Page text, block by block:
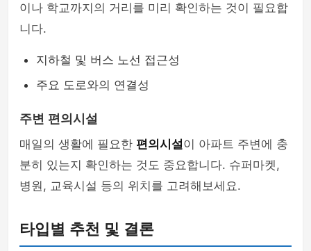
이나 학교까지의 거리를 미리 확인하는 것이 필요합
니다.
지하철 및 버스 노선 접근성
주요 도로와의 연결성
주변 편의시설
매일의 생활에 필요한 편의시설이 아파트 주변에 충
분히 있는지 확인하는 것도 중요합니다. 슈퍼마켓,
병원, 교육시설 등의 위치를 고려해보세요.
타입별 추천 및 결론